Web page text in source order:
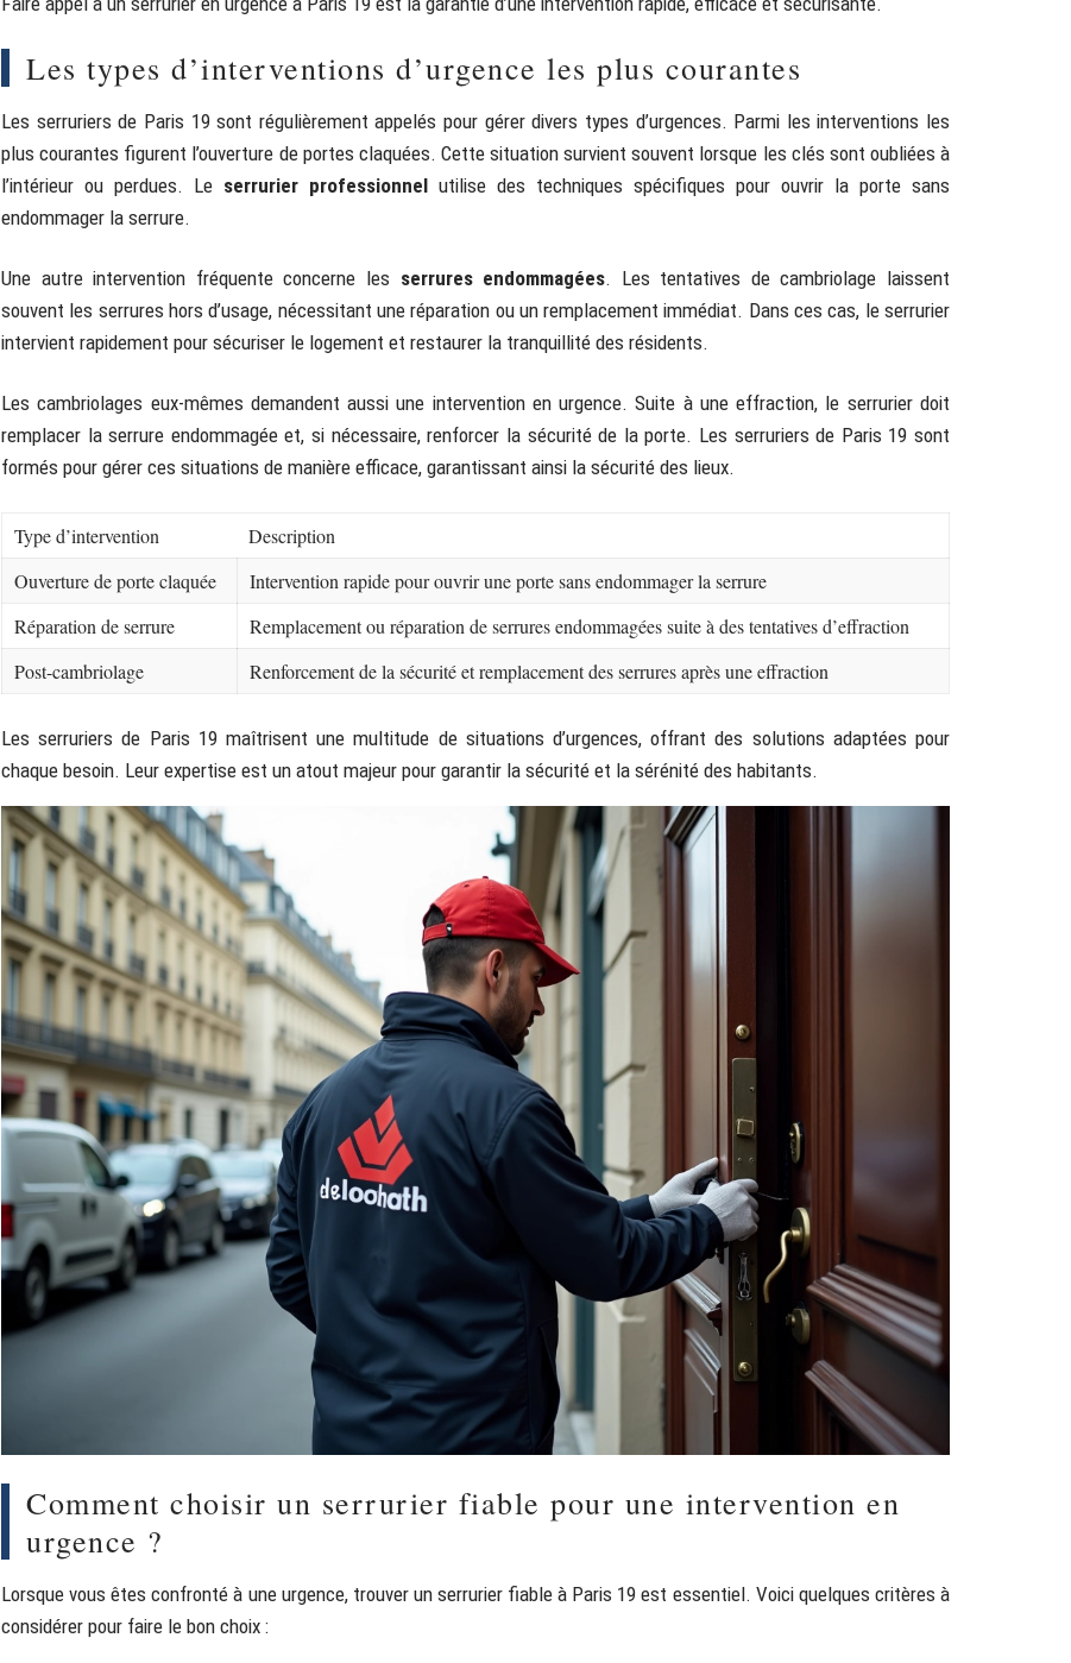
Les types d’interventions d’urgence les plus courantes
Les serruriers de Paris 19 sont régulièrement appelés pour gérer divers types d’urgences. Parmi les interventions les
plus courantes figurent l’ouverture de portes claquées. Cette situation survient souvent lorsque les clés sont oubliées à
l’intérieur ou perdues. Le serrurier professionnel utilise des techniques spécifiques pour ouvrir la porte sans
endommager la serrure.
Une autre intervention fréquente concerne les serrures endommagées. Les tentatives de cambriolage laissent
souvent les serrures hors d’usage, nécessitant une réparation ou un remplacement immédiat. Dans ces cas, le serrurier
intervient rapidement pour sécuriser le logement et restaurer la tranquillité des résidents.
Les cambriolages eux-mêmes demandent aussi une intervention en urgence. Suite à une effraction, le serrurier doit
remplacer la serrure endommagée et, si nécessaire, renforcer la sécurité de la porte. Les serruriers de Paris 19 sont
formés pour gérer ces situations de manière efficace, garantissant ainsi la sécurité des lieux.
Type d’intervention
Description
Ouverture de porte claquée
Intervention rapide pour ouvrir une porte sans endommager la serrure
Réparation de serrure
Remplacement ou réparation de serrures endommagées suite à des tentatives d’effraction
Post-cambriolage
Renforcement de la sécurité et remplacement des serrures après une effraction
Les serruriers de Paris 19 maîtrisent une multitude de situations d’urgences, offrant des solutions adaptées pour
chaque besoin. Leur expertise est un atout majeur pour garantir la sécurité et la sérénité des habitants.
Comment choisir un serrurier fiable pour une intervention en
urgence ?
Lorsque vous êtes confronté à une urgence, trouver un serrurier fiable à Paris 19 est essentiel. Voici quelques critères à
considérer pour faire le bon choix :